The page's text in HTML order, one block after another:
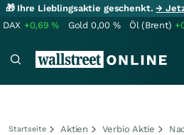
🎁 Ihre Lieblingsaktie geschenkt.→
DAX +0,69% Gold 0,00 % Öl (Brent)
Startseite Aktien Verbio Aktie